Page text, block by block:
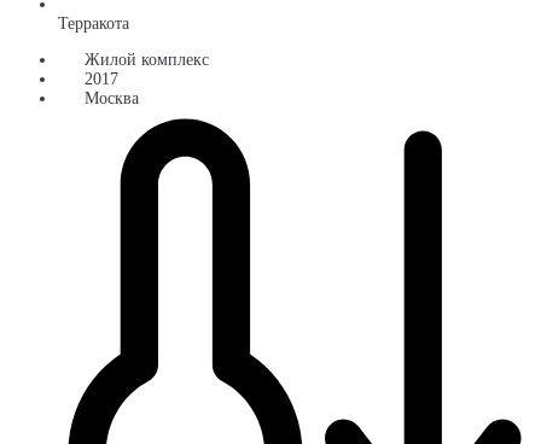
Терракота
Жилой комплекс
2017
Москва